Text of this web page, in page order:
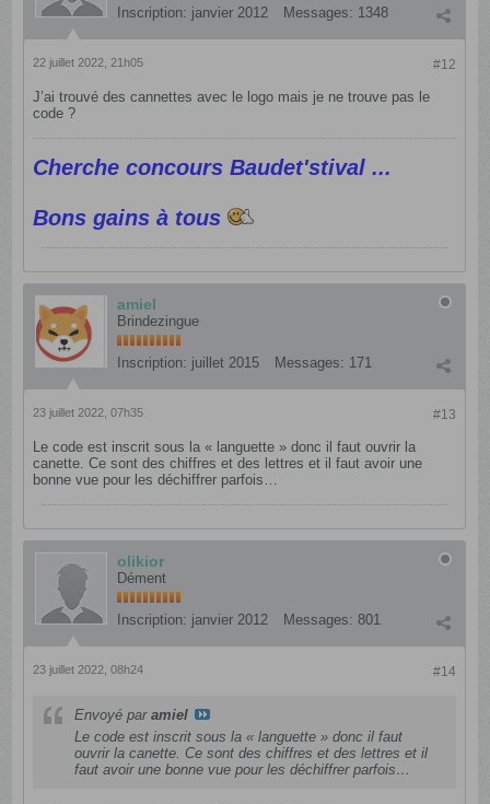
Inscription: janvier 2012 Messages: 1348
#12
22 juillet 2022, 21h05
J’ai trouvé des cannettes avec le logo mais je ne trouve pas le
code ?
Cherche concours Baudet'stival ...
Bons gains à tous
amiel
Brindezingue
Inscription: juillet 2015 Messages: 171
#13
23 juillet 2022, 07h35
Le code est inscrit sous la « languette » donc il faut ouvrir la
canette. Ce sont des chiffres et des lettres et il faut avoir une
bonne vue pour les déchiffrer parfois…
olikior
Dément
Inscription: janvier 2012 Messages: 801
#14
23 juillet 2022, 08h24
Envoyé paramiel
Le code est inscrit sous la « languette » donc il faut
ouvrir la canette. Ce sont des chiffres et des lettres et il
faut avoir une bonne vue pour les déchiffrer parfois…